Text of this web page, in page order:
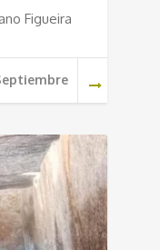
Figueira